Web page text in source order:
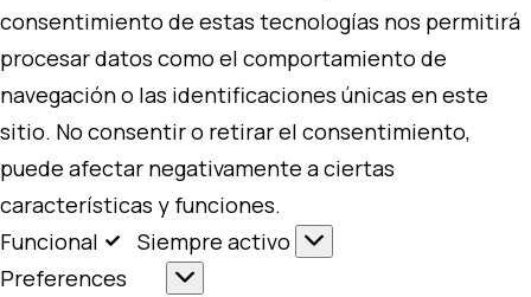
consentimiento de estas tecnologías nos permitirá
procesar datos como el comportamiento de
navegación o las identificaciones únicas en este
sitio. No consentir o retirar el consentimiento,
puede afectar negativamente a ciertas
características y funciones.
Funcional
Funcional
Siempre activo
Preferences
Preferences